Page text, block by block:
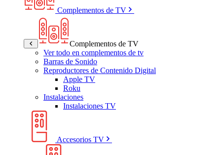
Complementos de TV
Complementos de TV
Ver todo en complementos de tv
Barras de Sonido
Reproductores de Contenido Digital
Apple TV
Roku
Instalaciones
Instalaciones TV
Accesorios TV